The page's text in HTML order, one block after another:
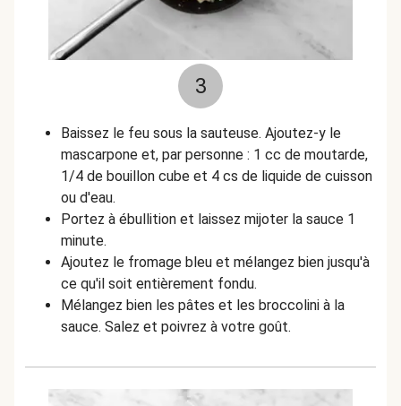
3
Baissez le feu sous la sauteuse. Ajoutez-y le
mascarpone et, par personne : 1 cc de moutarde,
1/4 de bouillon cube et 4 cs de liquide de cuisson
ou d'eau.
Portez à ébullition et laissez mijoter la sauce 1
minute.
Ajoutez le fromage bleu et mélangez bien jusqu'à
ce qu'il soit entièrement fondu.
Mélangez bien les pâtes et les broccolini à la
sauce. Salez et poivrez à votre goût.